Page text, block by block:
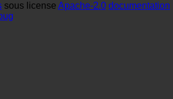
sous license Apache-2.0 documentation